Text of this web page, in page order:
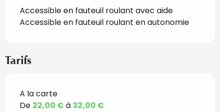
Accessible en fauteuil roulant avec aide
Accessible en fauteuil roulant en autonomie
Tarifs
Tarifs 2027
A la carte
De 22,00 € à 32,00 €